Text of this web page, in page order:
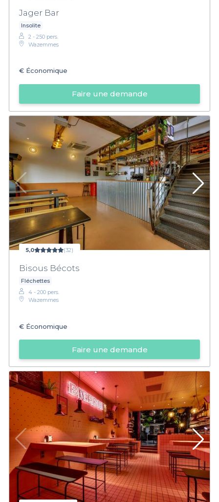
Jager Bar
Insolite
2 - 250 pers.
Wazemmes
€ Économique
Faire une demande
5,0 (32)
Bisous Bécots
Fléchettes
4 - 200 pers.
Wazemmes
€ Économique
Faire une demande